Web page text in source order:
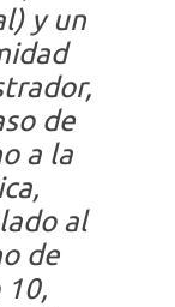
y un
de
a la
al
de